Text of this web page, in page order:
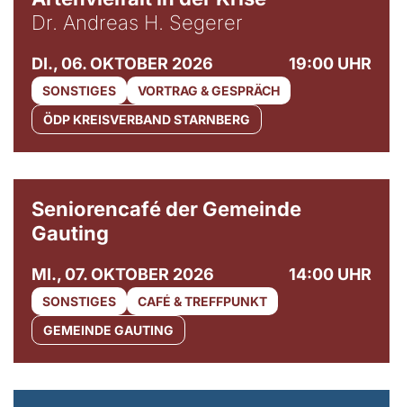
Dr. Andreas H. Segerer
DI., 06. OKTOBER 2026 19:00 UHR
SONSTIGES
VORTRAG & GESPRÄCH
ÖDP KREISVERBAND STARNBERG
Seniorencafé der Gemeinde
Gauting
MI., 07. OKTOBER 2026 14:00 UHR
SONSTIGES
CAFÉ & TREFFPUNKT
GEMEINDE GAUTING